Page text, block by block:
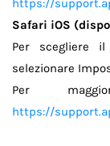
https://
Safari iOS
Per scegliere
selezionare
Per
https://